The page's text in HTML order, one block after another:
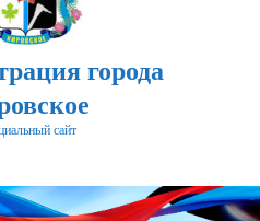
города
сайт
for: